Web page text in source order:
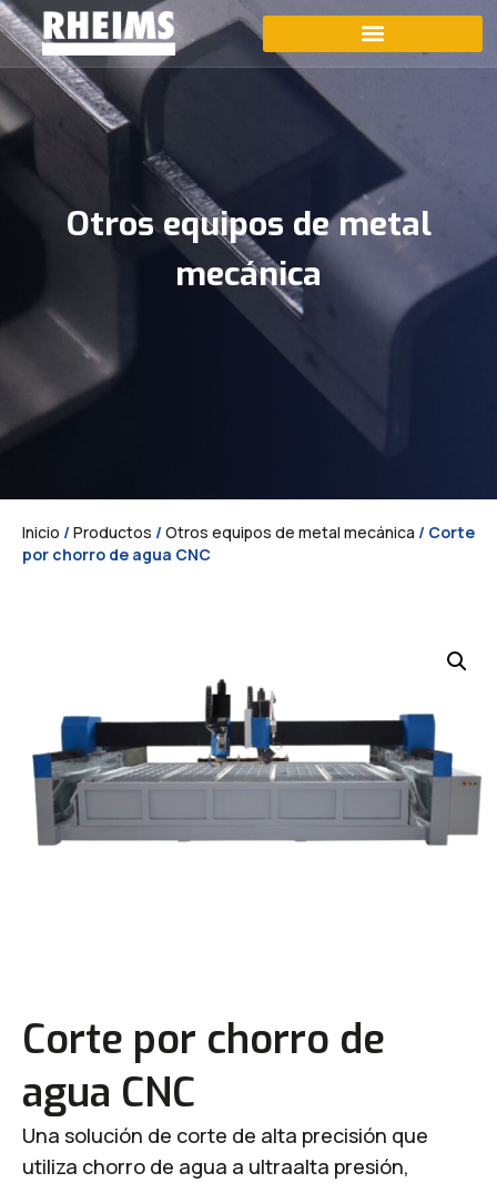
Otros equipos de metal
mecánica
Inicio / Productos / Otros equipos de metal mecánica / Corte
por chorro de agua CNC
Corte por chorro de
agua CNC
Una solución de corte de alta precisión que
utiliza chorro de agua a ultraalta presión,